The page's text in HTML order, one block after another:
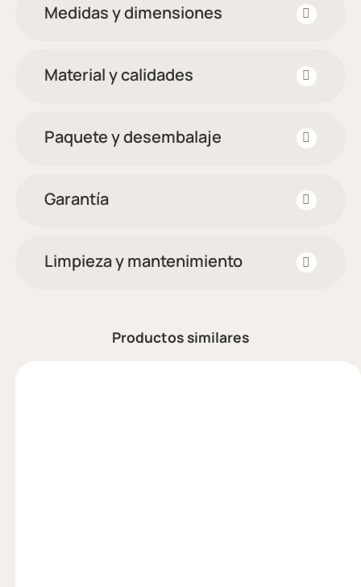
Medidas y dimensiones
Material y calidades
Paquete y desembalaje
Garantía
Limpieza y mantenimiento
Productos similares